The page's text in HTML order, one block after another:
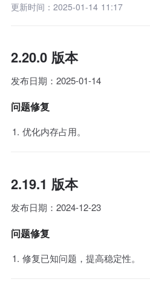
更新时间：2025-01-14 11:17
2.20.0 版本
发布日期：2025-01-14
问题修复
优化内存占用。
2.19.1 版本
发布日期：2024-12-23
问题修复
修复已知问题，提高稳定性。